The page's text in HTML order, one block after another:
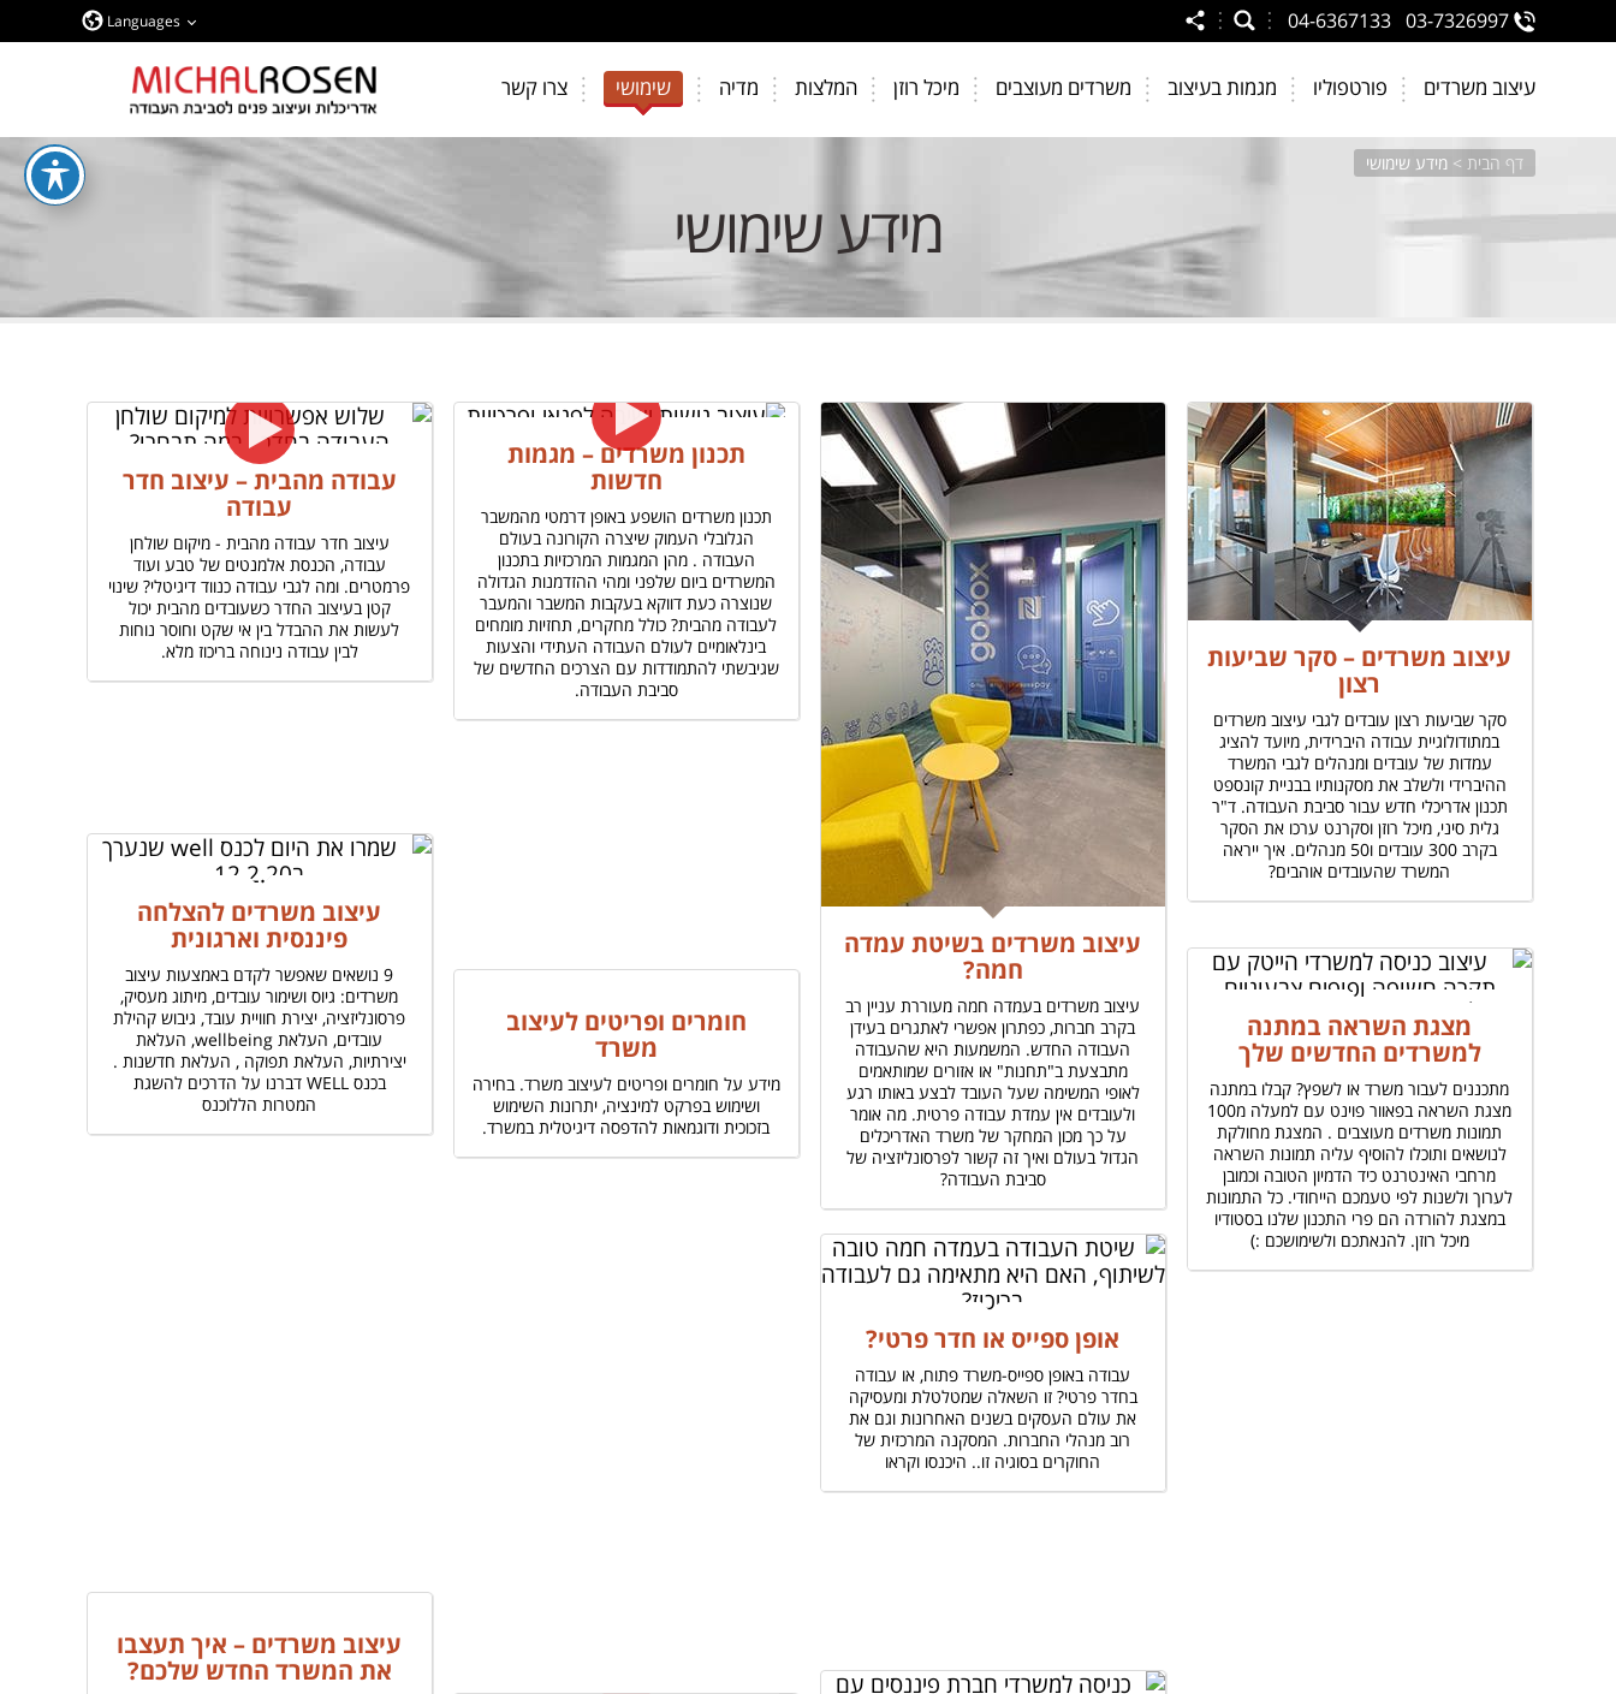
03-7326997
04-6367133
Languages
עיצוב משרדים פורטפוליו מגמות בעיצוב משרדים מעוצבים מיכל רוזן המלצות מדיה שימושי צרו קשר
דף הבית >מידע שימושי
מידע שימושי
עיצוב משרדים – סקר שביעות
רצון
סקר שביעות רצון עובדים לגבי עיצוב משרדים
במתודולוגיית עבודה היברידית, מיועד להציג
עמדות של עובדים ומנהלים לגבי המשרד
ההיברידי ולשלב את מסקנותיו בבניית קונספט
תכנון אדריכלי חדש עבור סביבת העבודה. ד"ר
גלית סיני, מיכל רוזן וסקרנט ערכו את הסקר
בקרב 300 עובדים ו50 מנהלים. איך ייראה
המשרד שהעובדים אוהבים?
עיצוב משרדים בשיטת עמדה
חמה?
עיצוב משרדים בעמדה חמה מעוררת עניין רב
בקרב חברות, כפתרון אפשרי לאתגרים בעידן
העבודה החדש. המשמעות היא שהעבודה
מתבצעת ב"תחנות" או אזורים שמותאמים
לאופי המשימה שעל העובד לבצע באותו רגע
ולעובדים אין עמדת עבודה פרטית. מה אומר
על כך מכון המחקר של משרד האדריכלים
הגדול בעולם ואיך זה קשור לפרסונליזציה של
סביבת העבודה?
תכנון משרדים – מגמות
חדשות
תכנון משרדים הושפע באופן דרמטי מהמשבר
הגלובלי העמוק שיצרה הקורונה בעולם
העבודה . מהן המגמות המרכזיות בתכנון
המשרדים ביום שלפני ומהי ההזדמנות הגדולה
שנוצרה כעת דווקא בעקבות המשבר והמעבר
לעבודה מהבית? כולל מחקרים, תחזיות מומחים
בינלאומיים לעולם העבודה העתידי והצעות
שגיבשתי להתמודדות עם הצרכים החדשים של
סביבת העבודה.
עבודה מהבית – עיצוב חדר
עבודה
עיצוב חדר עבודה מהבית - מיקום שולחן
עבודה, הכנסת אלמנטים של טבע ועוד
פרמטרים. ומה לגבי עבודה כנווד דיגיטלי? שינוי
קטן בעיצוב החדר כשעובדים מהבית יכול
לעשות את ההבדל בין אי שקט וחוסר נוחות
לבין עבודה נינוחה בריכוז מלא.
עיצוב משרדים להצלחה
פיננסית וארגונית
9 נושאים שאפשר לקדם באמצעות עיצוב
משרדים: גיוס ושימור עובדים, מיתוג מעסיק,
פרסונליזציה, יצירת חוויית עובד, גיבוש קהילת
עובדים, העלאת wellbeing, העלאת
יצירתיות, העלאת תפוקה , העלאת חדשנות .
בכנס WELL דברנו על הדרכים להשגת
המטרות הללוכנס
מצגת השראה במתנה
למשרדים החדשים שלך
מתכננים לעבור משרד או לשפץ? קבלו במתנה
מצגת השראה בפאוור פוינט עם למעלה מ100
תמונות משרדים מעוצבים . המצגת מחולקת
לנושאים ותוכלו להוסיף עליה תמונות השראה
מרחבי האינטרנט כיד הדמיון הטובה וכמובן
לערוך ולשנות לפי טעמכם הייחודי. כל התמונות
במצגת להורדה הם פרי התכנון שלנו בסטודיו
מיכל רוזן. להנאתכם ולשימושכם :)
חומרים ופריטים לעיצוב
משרד
מידע על חומרים ופריטים לעיצוב משרד. בחירה
ושימוש בפרקט למינציה, יתרונות השימוש
בזכוכית ודוגמאות להדפסה דיגיטלית במשרד.
אופן ספייס או חדר פרטי?
עבודה באופן ספייס-משרד פתוח, או עבודה
בחדר פרטי? זו השאלה שמטלטלת ומעסיקה
את עולם העסקים בשנים האחרונות וגם את
רוב מנהלי החברות. המסקנה המרכזית של
החוקרים בסוגיה זו.. היכנסו וקראו
עיצוב משרדים – איך תעצבו
את המשרד החדש שלכם?